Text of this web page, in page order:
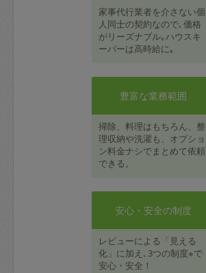
家事代行業者を介さない個
人同士の契約なので､価格
がリーズナブル｡ハウスキ
ーパーは高時給に｡
豊富な業務範囲
掃除、料理はもちろん、整
理収納や洗濯も、オプショ
ン料金ナシでまとめて依頼
できる。
安心・安全の制度
レビューによる「見える
化」に加え､3つの制度※で
安心・安全！